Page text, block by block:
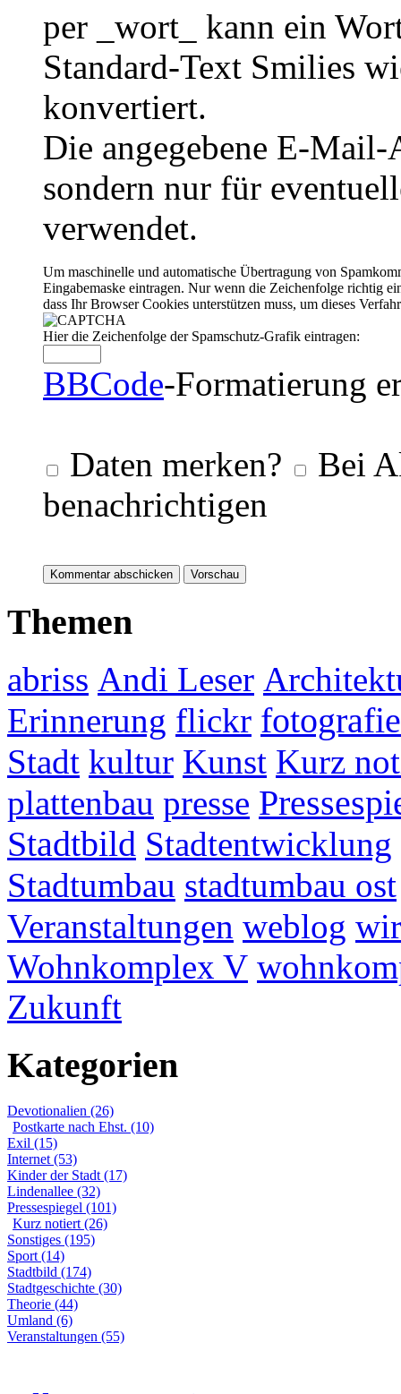
per _wort_ kann ein
Standard-Text Smilies
konvertiert.
Die angegebene E-
sondern nur für
verwendet.
Um maschinelle und automatische Übertragung von
Eingabemaske eintragen. Nur wenn die Zeichenfolge richtig
dass Ihr Browser Cookies unterstützen muss, um dieses
Hier die Zeichenfolge der Spamschutz-Grafik eintragen:
BBCode-Formatierung
Daten merken?
Bei
benachrichtigen
Themen
abriss Andi Leser
Erinnerung flickr fotografie
Stadt kultur Kunst Kurz
plattenbau presse
Stadtbild Stadtentwicklung
Stadtumbau stadtumbau ost
Veranstaltungen weblog
Wohnkomplex V
Zukunft
Kategorien
Devotionalien (26)
Postkarte nach Ehst. (10)
Exil (15)
Internet (53)
Kinder der Stadt (17)
Lindenallee (32)
Pressespiegel (101)
Kurz notiert (26)
Sonstiges (195)
Sport (14)
Stadtbild (174)
Stadtgeschichte (30)
Theorie (44)
Umland (6)
Veranstaltungen (55)